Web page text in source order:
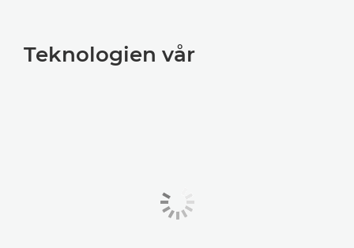
Teknologien vår